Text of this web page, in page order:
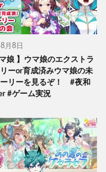
月8日
娘 】ウマ娘のエクストラ
ーor育成済みウマ娘の未
リーを見るぞ！ #夜和
#ゲーム実況